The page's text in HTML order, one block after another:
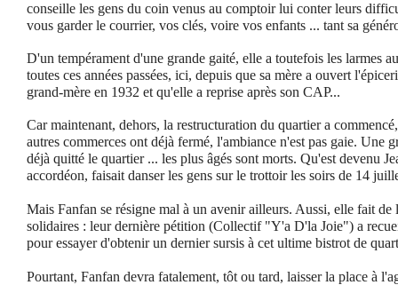
conseille les gens du coin venus au comptoir lui conter leurs
vous garder le courrier, vos clés, voire vos enfants ... tant sa
D'un tempérament d'une grande gaité, elle a toutefois les larmes
toutes ces années passées, ici, depuis que sa mère a ouvert
grand-mère en 1932 et qu'elle a reprise après son CAP...
Car maintenant, dehors, la restructuration du quartier a
autres commerces ont déjà fermé, l'ambiance n'est pas gaie. Une
déjà quitté le quartier ... les plus âgés sont morts. Qu'est devenu
accordéon, faisait danser les gens sur le trottoir les soirs de 14
Mais Fanfan se résigne mal à un avenir ailleurs. Aussi, elle fait de
solidaires : leur dernière pétition (Collectif "Y'a D'la Joie") a
pour essayer d'obtenir un dernier sursis à cet ultime bistrot de
Pourtant, Fanfan devra fatalement, tôt ou tard, laisser la place à